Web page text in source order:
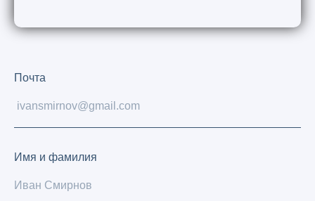
Почта
Имя и фамилия